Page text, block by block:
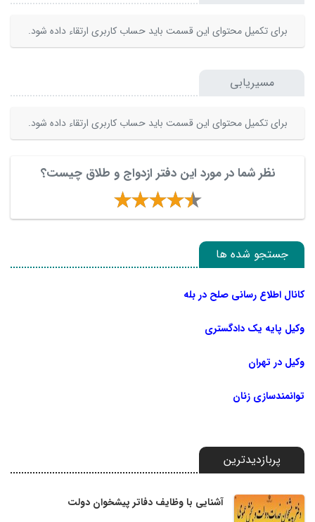
برای تکمیل محتوای این قسمت باید حساب کاربری ارتقاء داده شود.
مسیریابی
برای تکمیل محتوای این قسمت باید حساب کاربری ارتقاء داده شود.
نظر شما در مورد این دفتر ازدواج و طلاق چیست؟
جستجو شده ها
کانال اطلاع رسانی صلح در بله
وکیل پایه یک دادگستری
وکیل در تهران
توانمندسازی زنان
پربازدیدترین
آشنایی با وظایف دفاتر پیشخوان دولت